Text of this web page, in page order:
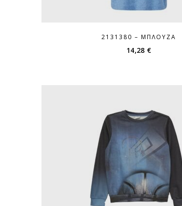
2131380 – ΜΠΛΟΎΖΑ
14,28 €